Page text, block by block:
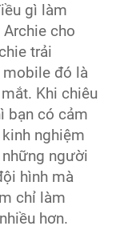
gì làm
cho
trải
mobile đó là
Khi chiêu
bạn có cảm
nghiệm
những người
hình mà
chỉ làm
hơn.